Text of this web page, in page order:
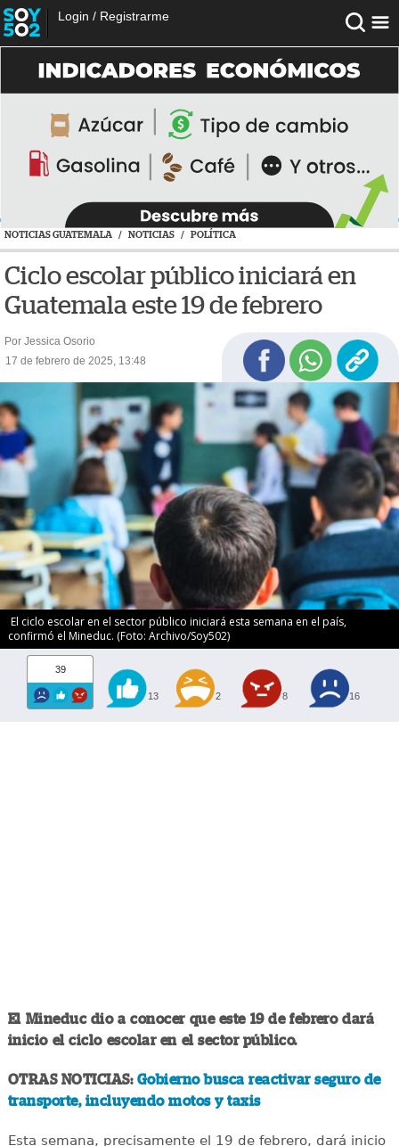
Login / Registrarme
NOTICIAS GUATEMALA / NOTICIAS / POLÍTICA
Ciclo escolar público iniciará en
Guatemala este 19 de febrero
Por Jessica Osorio
17 de febrero de 2025, 13:48
El ciclo escolar en el sector público iniciará esta semana en el país,
confirmó el Mineduc. (Foto: Archivo/Soy502)
39
13 2 8 16
El Mineduc dio a conocer que este 19 de febrero dará
inicio el ciclo escolar en el sector público.
OTRAS NOTICIAS: Gobierno busca reactivar seguro de
transporte, incluyendo motos y taxis
Esta semana, precisamente el 19 de febrero, dará inicio